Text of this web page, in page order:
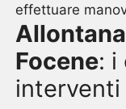
effettuare
Focene: i
interventi